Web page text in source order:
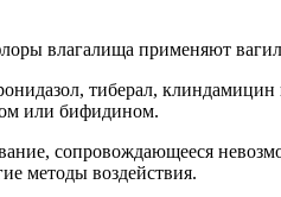
влагалища применяют
тиберал,
или бифидином.
сопровождающееся
методы воздействия.